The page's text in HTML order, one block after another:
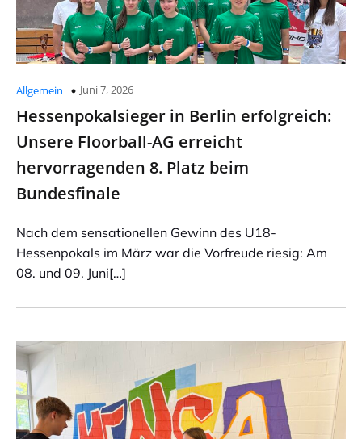
Allgemein Juni 7, 2026
Hessenpokalsieger in Berlin erfolgreich:
Unsere Floorball-AG erreicht
hervorragenden 8. Platz beim
Bundesfinale
Nach dem sensationellen Gewinn des U18-
Hessenpokals im März war die Vorfreude riesig: Am
08. und 09. Juni[…]